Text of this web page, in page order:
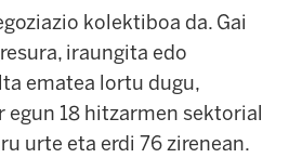
kolektiboa da. Gai
iraungita edo
ematea lortu dugu,
18 hitzarmen sektorial
urte eta erdi 76 zirenean.